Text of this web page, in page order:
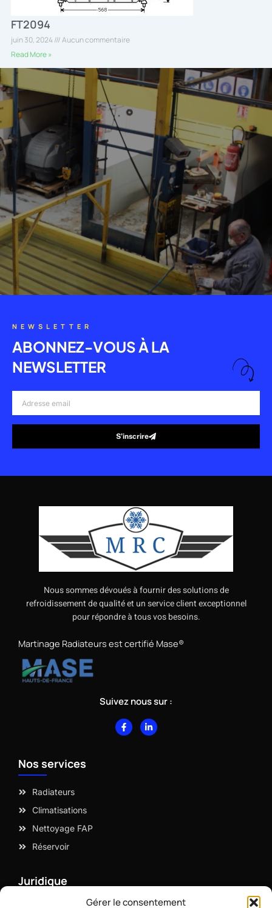
Gérer le consentement
FT2094
juin 30, 2024
Aucun commentaire
Read More »
NEWSLETTER
ABONNEZ-VOUS À LA
NEWSLETTER
email
S’inscrire
Nous sommes dévoués à fournir des solutions de
refroidissement de qualité et un service client exceptionnel
pour répondre à tous vos besoins.
Martinage Radiateurs est certifié Mase®
Suivez nous sur :
F
a
c
L
i
n
Nos services
Radiateurs
Climatisations
Nettoyage FAP
Réservoir
Juridique